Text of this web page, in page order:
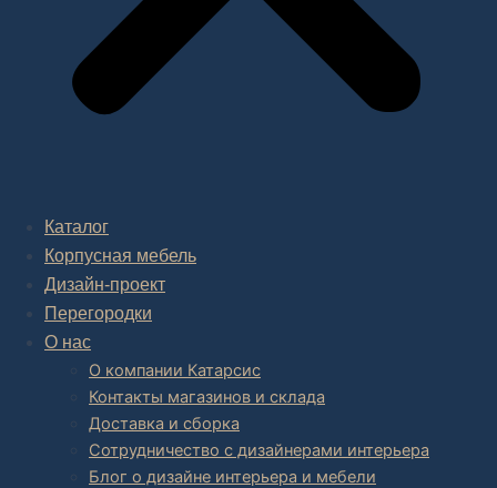
Каталог
Корпусная мебель
Дизайн-проект
Перегородки
О нас
О компании Катарсис
Контакты магазинов и склада
Доставка и сборка
Сотрудничество с дизайнерами интерьера
Блог о дизайне интерьера и мебели
дизайн проекта интерьера,
В салоне мебелииинтернет магазине дизайнерской мебели
есть и готовые товары, которые можем доставить уже сегодня, и
корпусная мебель на заказ, включая кухни.